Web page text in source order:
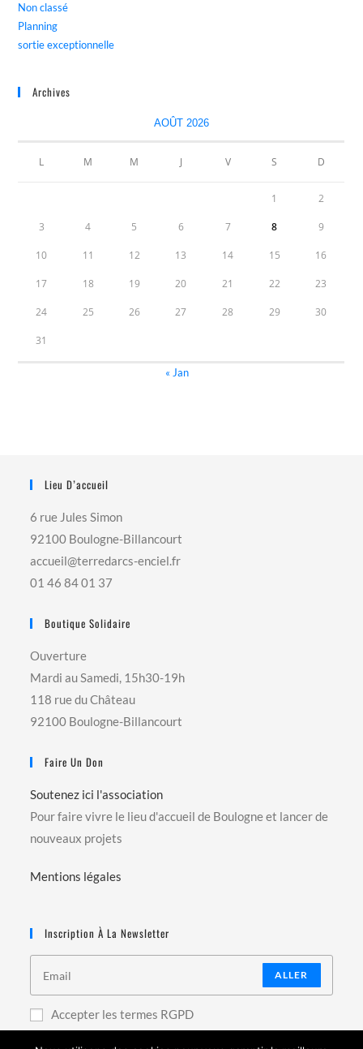
Non classé
Planning
sortie exceptionnelle
Archives
AOÛT 2026
L M M J V S D
1 2
3 4 5 6 7 8 9
10 11 12 13 14 15 16
17 18 19 20 21 22 23
24 25 26 27 28 29 30
31
« Jan
Lieu D’accueil
6 rue Jules Simon
92100 Boulogne-Billancourt
accueil@terredarcs-enciel.fr
01 46 84 01 37
Boutique Solidaire
Ouverture
Mardi au Samedi, 15h30-19h
118 rue du Château
92100 Boulogne-Billancourt
Faire Un Don
Soutenez ici l'association
Pour faire vivre le lieu d'accueil de Boulogne et lancer de
nouveaux projets
Mentions légales
Inscription À La Newsletter
ALLER
Accepter les termes RGPD